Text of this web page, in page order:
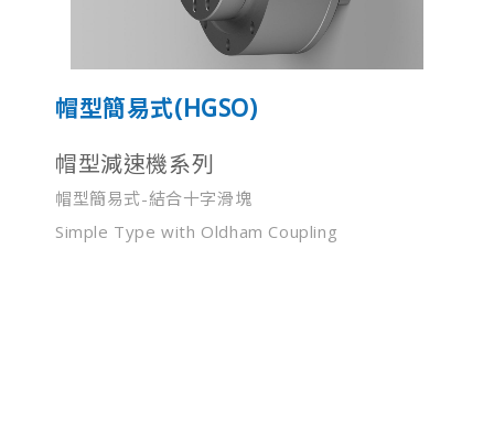
帽型簡易式(HGSO)
帽型減速機系列
帽型簡易式-結合十字滑塊
Simple Type with Oldham Coupling